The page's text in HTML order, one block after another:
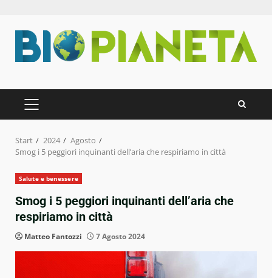
Inhalt
springen
PRIMÄRES
MENÜ
Start 2024
Agosto
Smog i 5 peggiori inquinanti dell’aria che respiriamo in città
Salute e benessere
Smog i 5 peggiori inquinanti dell’aria che
respiriamo in città
Matteo Fantozzi 7 Agosto 2024